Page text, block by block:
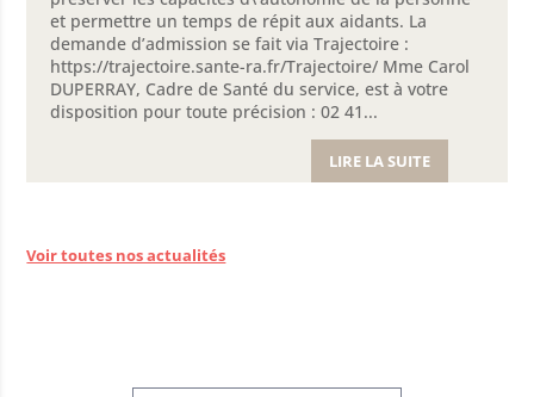
et permettre un temps de répit aux aidants. La
demande d’admission se fait via Trajectoire :
https://trajectoire.sante-ra.fr/Trajectoire/ Mme Carol
DUPERRAY, Cadre de Santé du service, est à votre
disposition pour toute précision : 02 41...
LIRE LA SUITE
Voir toutes nos actualités